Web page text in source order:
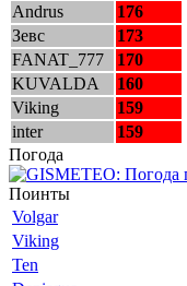
Andrus
176
Зевс
173
FANAT_777
170
KUVALDA
160
Viking
159
inter
159
Погода
Поинты
Volgar
Viking
Ten